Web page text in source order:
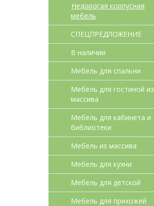
Недорогая корпусная
мебель
СПЕЦПРЕДЛОЖЕНИЕ
В наличии
Мебель для спальни
Мебель для гостиной из
массива
Мебель для кабинета и
библиотеки
Мебель из массива
Мебель для кухни
Мебель для детcкой
Мебель для прихожей